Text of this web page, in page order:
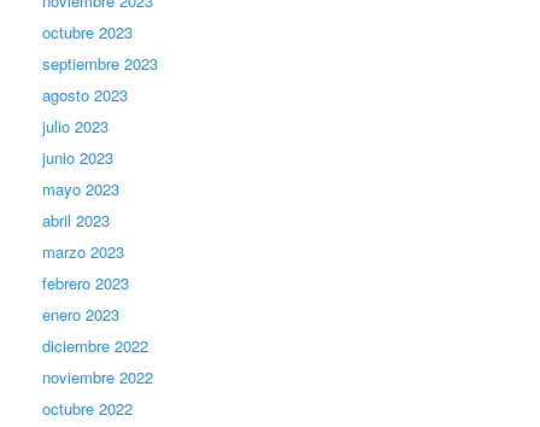
octubre 2023
septiembre 2023
agosto 2023
julio 2023
junio 2023
mayo 2023
abril 2023
marzo 2023
febrero 2023
enero 2023
diciembre 2022
noviembre 2022
octubre 2022